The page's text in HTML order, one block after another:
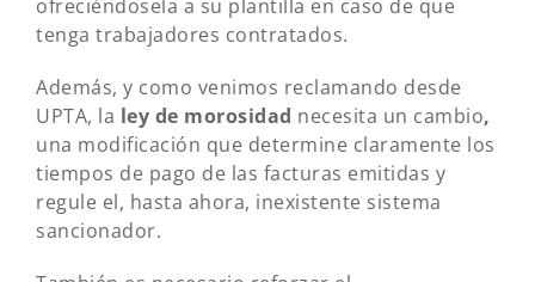
ofreciéndosela a su plantilla en caso de que
tenga trabajadores contratados.
Además, y como venimos reclamando desde
UPTA, la ley de morosidad necesita un cambio,
una modificación que determine claramente los
tiempos de pago de las facturas emitidas y
regule el, hasta ahora, inexistente sistema
sancionador.